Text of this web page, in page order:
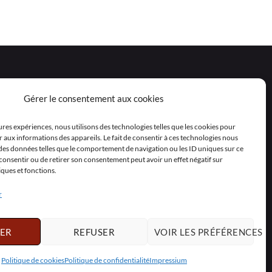
Gérer le consentement aux cookies
expériences, nous utilisons des technologies telles que les cookies pour
aux informations des appareils. Le fait de consentir à ces technologies nous
données telles que le comportement de navigation ou les ID uniques sur ce
consentir ou de retirer son consentement peut avoir un effet négatif sur
et fonctions.
REFUSER VOIR LES PRÉFÉRENCES
Politique de cookiesPolitique de confidentialitéImpressium